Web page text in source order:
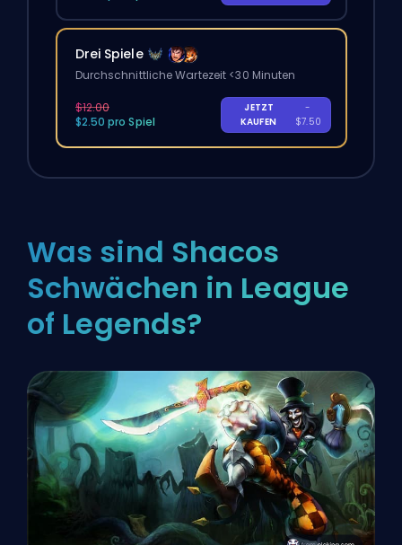
Drei Spiele
Durchschnittliche Wartezeit <30 Minuten
$12.00
$2.50 pro Spiel
JETZT
KAUFEN
-
$7.50
Was sind Shacos
Schwächen in League
of Legends?